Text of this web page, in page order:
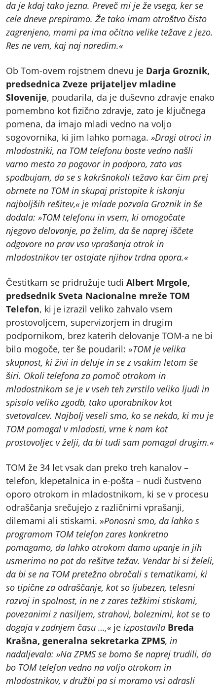
da je kdaj tako jezna. Preveč mi je že vsega, ker se
cele dneve prepiramo. Že tako imam otroštvo čisto
zagrenjeno, mami pa ima očitno velike težave z jezo.
Res ne vem, kaj naj naredim.«
Ob Tom-ovem rojstnem dnevu je Darja Groznik,
predsednica Zveze prijateljev mladine
Slovenije, poudarila, da je duševno zdravje enako
pomembno kot fizično zdravje, zato je ključnega
pomena, da imajo mladi vedno na voljo
sogovornika, ki jim lahko pomaga. »Dragi otroci in
mladostniki, na TOM telefonu boste vedno našli
varno mesto za pogovor in podporo, zato vas
spodbujam, da se s kakršnokoli težavo kar čim prej
obrnete na TOM in skupaj pristopite k iskanju
najboljših rešitev,« je mlade pozvala Groznik in še
dodala: »TOM telefonu in vsem, ki omogočate
njegovo delovanje, pa želim, da še naprej iščete
odgovore na prav vsa vprašanja otrok in
mladostnikov ter ostajate njihov trdna opora.«
Čestitkam se pridružuje tudi Albert Mrgole,
predsednik Sveta Nacionalne mreže TOM
Telefon, ki je izrazil veliko zahvalo vsem
prostovoljcem, supervizorjem in drugim
podpornikom, brez katerih delovanje TOM-a ne bi
bilo mogoče, ter še poudaril: »TOM je velika
skupnost, ki živi in deluje in se z vsakim letom še
širi. Okoli telefona za pomoč otrokom in
mladostnikom se je v vseh teh zvrstilo veliko ljudi in
spisalo veliko zgodb, tako uporabnikov kot
svetovalcev. Najbolj veseli smo, ko se nekdo, ki mu je
TOM pomagal v mladosti, vrne k nam kot
prostovoljec v želji, da bi tudi sam pomagal drugim.«
TOM že 34 let vsak dan preko treh kanalov –
telefon, klepetalnica in e-pošta – nudi čustveno
oporo otrokom in mladostnikom, ki se v procesu
odraščanja srečujejo z različnimi vprašanji,
dilemami ali stiskami. »Ponosni smo, da lahko s
programom TOM telefon zares konkretno
pomagamo, da lahko otrokom damo upanje in jih
usmerimo na pot do rešitve težav. Vendar bi si želeli,
da bi se na TOM pretežno obračali s tematikami, ki
so tipične za odraščanje, kot so ljubezen, telesni
razvoj in spolnost, in ne z zares težkimi stiskami,
povezanimi z nasiljem, strahovi, boleznimi, kot se to
dogaja v zadnjem času …,« je izpostavila Breda
Krašna, generalna sekretarka ZPMS, in
nadaljevala: »Na ZPMS se bomo še naprej trudili, da
bo TOM telefon vedno na voljo otrokom in
mladostnikov, v družbi pa si moramo vsi odrasli